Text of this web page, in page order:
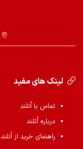
لینک های مفید
تماس با اُتلند
درباره اُتلند
راهنمای خرید از اُتلند